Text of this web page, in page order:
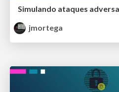
jmortega